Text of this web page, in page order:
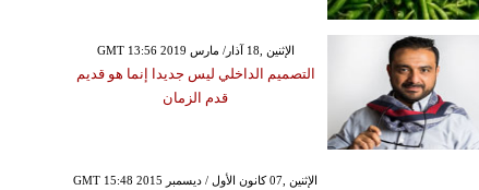
GMT 13:56 2019 الإثنين ,18 آذار/ مارس
التصميم الداخلي ليس جديدا إنما هو قديم
قدم الزمان
GMT 15:48 2015 الإثنين ,07 كانون الأول / ديسمبر